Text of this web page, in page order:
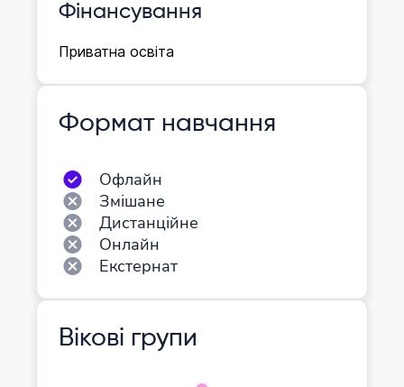
Фінансування
Приватна освіта
Формат навчання
Офлайн
Змішане
Дистанційне
Онлайн
Екстернат
Вікові групи